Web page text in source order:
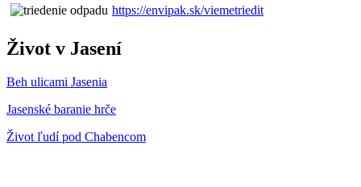
https://envipak.sk/viemetriedit
Život v Jasení
Beh ulicami Jasenia
Jasenské baranie hrče
Život ľudí pod Chabencom